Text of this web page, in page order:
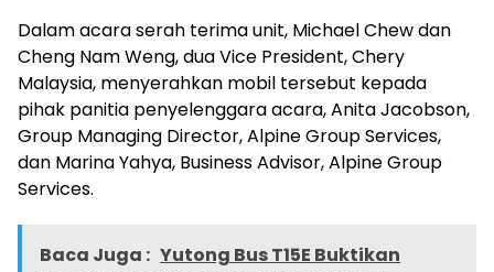
Dalam acara serah terima unit, Michael Chew dan
Cheng Nam Weng, dua Vice President, Chery
Malaysia, menyerahkan mobil tersebut kepada
pihak panitia penyelenggara acara, Anita Jacobson,
Group Managing Director, Alpine Group Services,
dan Marina Yahya, Business Advisor, Alpine Group
Services.
Baca Juga : Yutong Bus T15E Buktikan